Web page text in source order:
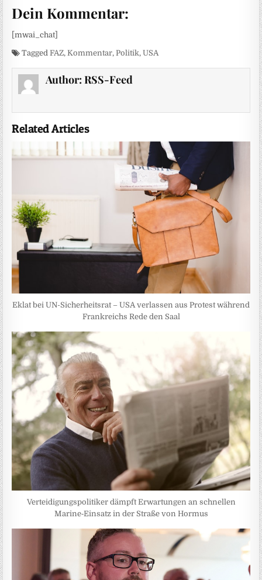
Dein Kommentar:
[mwai_chat]
TaggedFAZ,Kommentar, Politik,USA
Author: RSS-Feed
Related Articles
Eklat bei UN-Sicherheitsrat – USA verlassen aus Protest während
Frankreichs Rede den Saal
Verteidigungspolitiker dämpft Erwartungen an schnellen
Marine‑Einsatz in der Straße von Hormus